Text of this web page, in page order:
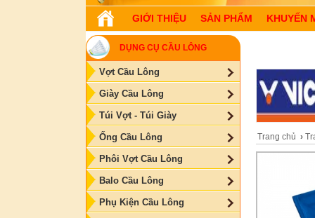
GIỚI THIỆU SẢN PHẨM KHUYẾN
DỤNG CỤ CẦU LÔNG
Vợt Cầu Lông
Giày Cầu Lông
Túi Vợt - Túi Giày
Ống Cầu Lông
Phôi Vợt Cầu Lông
Balo Cầu Lông
Phụ Kiện Cầu Lông
Trang chủ ›